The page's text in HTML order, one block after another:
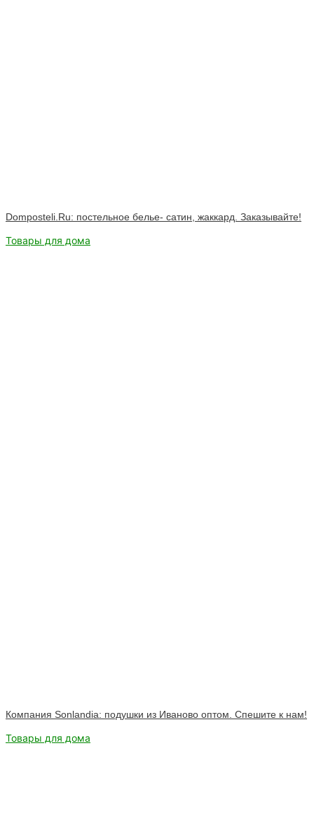
Domposteli.Ru: постельное белье- сатин, жаккард. Заказывайте!
Товары для дома
Компания Sonlandia: подушки из Иваново оптом. Спешите к нам!
Товары для дома